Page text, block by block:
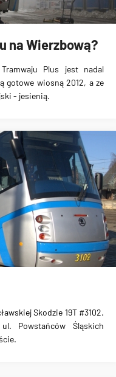
na Wierzbową?
Plus jest nadal
gotowe wiosną 2012, a ze
- jesienią.
Skodzie 19T #3102.
Powstańców Śląskich